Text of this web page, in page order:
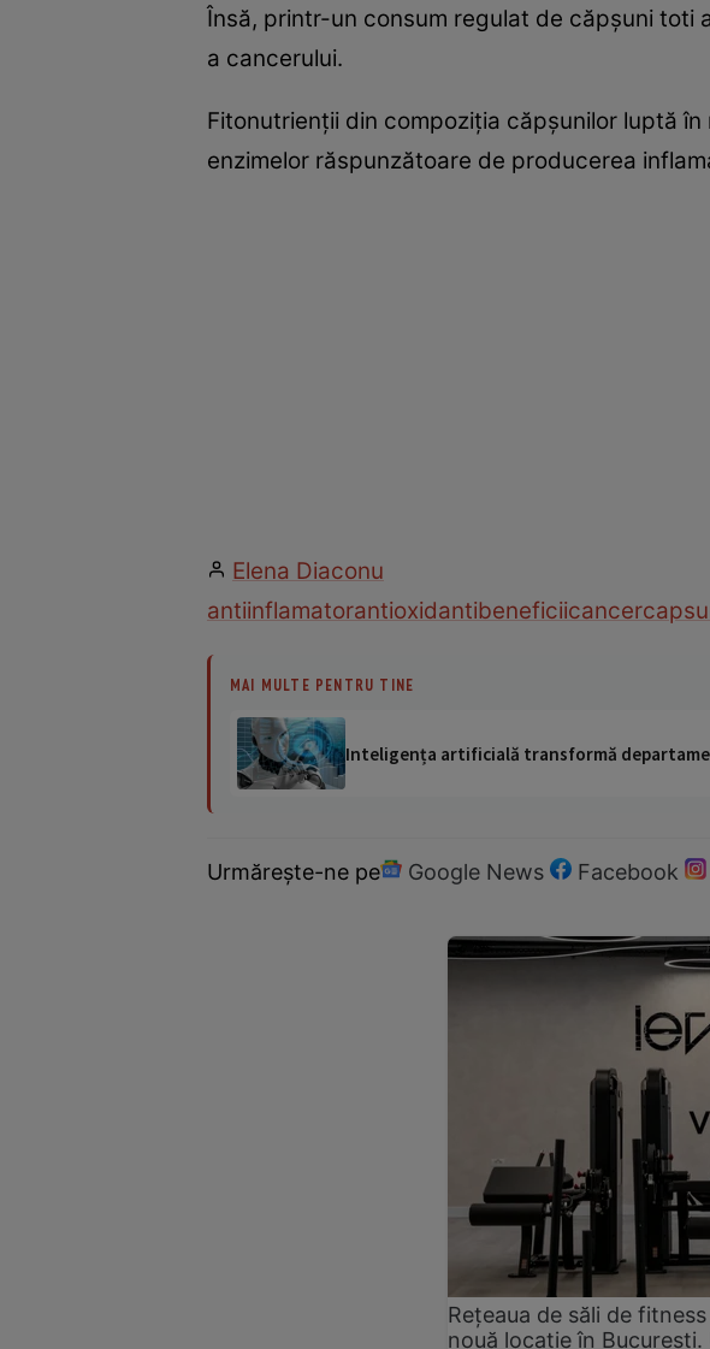
Însă, printr-un consum regulat de căpşuni
a cancerului.
Fitonutrienţii din compoziţia căpşunilor luptă
enzimelor răspunzătoare de producerea
Elena Diaconu
antiinflamatorantioxidantibeneficiicancer
MAI MULTE PENTRU TINE
Inteligența artificială transformă
Urmărește-ne pe Google News Facebook
Rețeaua de săli de
nouă locație în